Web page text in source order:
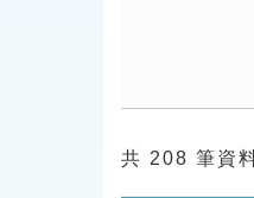
共 208 筆資